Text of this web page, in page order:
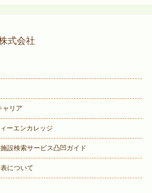
式会社
ャリア
ーエンカレッジ
設検索サービス凸凹ガイド
について